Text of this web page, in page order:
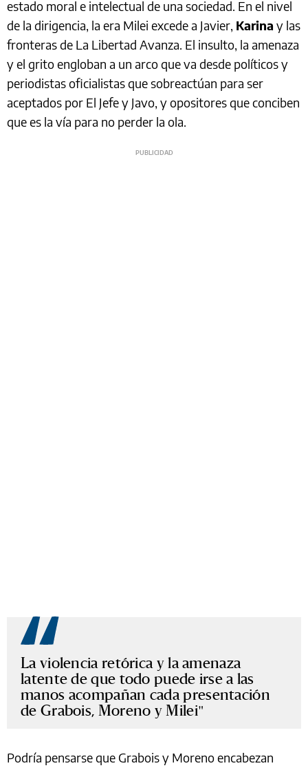
estado moral e intelectual de una sociedad. En el nivel
de la dirigencia, la era Milei excede a Javier, Karina y las
fronteras de La Libertad Avanza. El insulto, la amenaza
y el grito engloban a un arco que va desde políticos y
periodistas oficialistas que sobreactúan para ser
aceptados por El Jefe y Javo, y opositores que conciben
que es la vía para no perder la ola.
La violencia retórica y la amenaza
latente de que todo puede irse a las
manos acompañan cada presentación
de Grabois, Moreno y Milei
Podría pensarse que Grabois y Moreno encabezan